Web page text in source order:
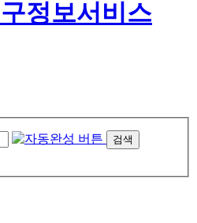
검색